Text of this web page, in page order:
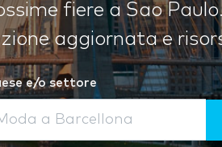
fiere a Sao
aggiornata e
e/o settore